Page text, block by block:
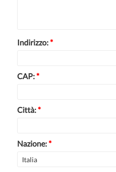
Indirizzo:*
CAP:*
Città:*
Nazione:*